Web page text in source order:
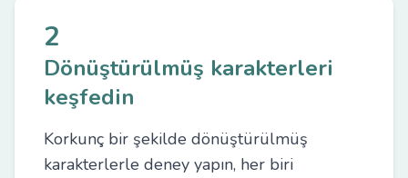
2
Dönüştürülmüş karakterleri
keşfedin
Korkunç bir şekilde dönüştürülmüş
karakterlerle deney yapın, her biri